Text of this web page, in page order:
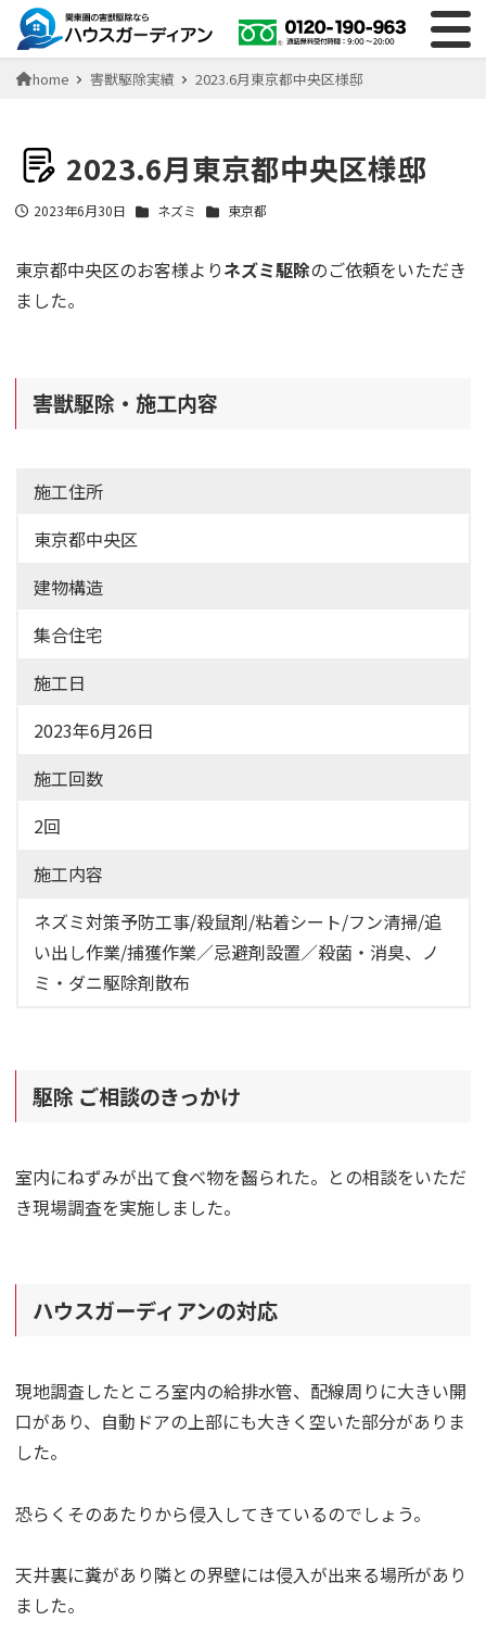
home 害獣駆除実績 2023.6月東京都中央区様邸
2023.6月東京都中央区様邸
投稿日
2023年6月30日 ネズミ 東京都
東京都中央区のお客様よりネズミ駆除のご依頼をいただき
ました。
害獣駆除・施工内容
施工住所
東京都中央区
建物構造
集合住宅
施工日
2023年6月26日
施工回数
2回
施工内容
ネズミ対策予防工事/殺鼠剤/粘着シート/フン清掃/追
い出し作業/捕獲作業／忌避剤設置／殺菌・消臭、ノ
ミ・ダニ駆除剤散布
駆除 ご相談のきっかけ
室内にねずみが出て食べ物を齧られた。との相談をいただ
き現場調査を実施しました。
ハウスガーディアンの対応
現地調査したところ室内の給排水管、配線周りに大きい開
口があり、自動ドアの上部にも大きく空いた部分がありま
した。
恐らくそのあたりから侵入してきているのでしょう。
天井裏に糞があり隣との界壁には侵入が出来る場所があり
ました。